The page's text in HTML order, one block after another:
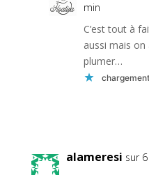
min
C’est tout à
aussi mais on
plumer…
alameresi sur